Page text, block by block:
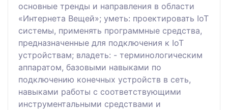
основные тренды и направления в области
«Интернета Вещей»; уметь: проектировать IoT
системы, применять программные средства,
предназначенные для подключения к IoT
устройствам; владеть: - терминологическим
аппаратом, базовыми навыками по
подключению конечных устройств в сеть,
навыками работы с соответствующими
инструментальными средствами и